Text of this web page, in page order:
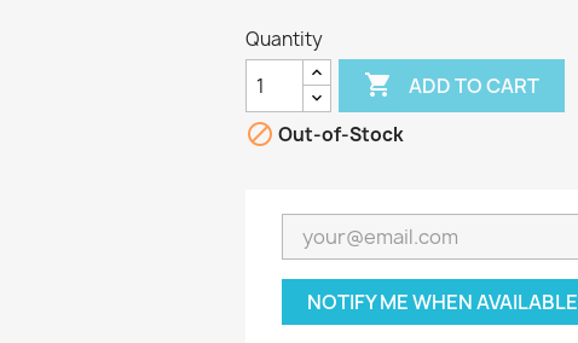
Quantity
 ADD TO CART
 Out-of-Stock
NOTIFY ME WHEN AVAILABLE